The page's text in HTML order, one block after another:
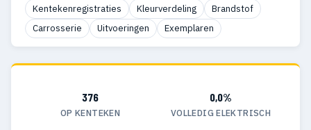
Kentekenregistraties
Kleurverdeling
Brandstof
Carrosserie
Uitvoeringen Exemplaren
376
OP KENTEKEN
0,0%
VOLLEDIG ELEKTRISCH